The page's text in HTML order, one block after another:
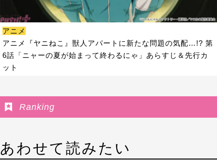
アニメ
アニメ『ヤニねこ』獣人アパートに新たな問題の気配…!? 第
6話「ニャーの夏が始まって終わるにゃ」あらすじ＆先行カ
ット
Ranking
あわせて読みたい